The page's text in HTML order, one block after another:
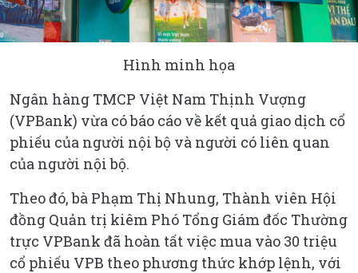
Hình minh họa
Ngân hàng TMCP Việt Nam Thịnh Vượng
(VPBank) vừa có báo cáo về kết quả giao dịch cổ
phiếu của người nội bộ và người có liên quan
của người nội bộ.
Theo đó, bà Phạm Thị Nhung, Thành viên Hội
đồng Quản trị kiêm Phó Tổng Giám đốc Thường
trực VPBank đã hoàn tất việc mua vào 30 triệu
cổ phiếu VPB theo phương thức khớp lệnh, với